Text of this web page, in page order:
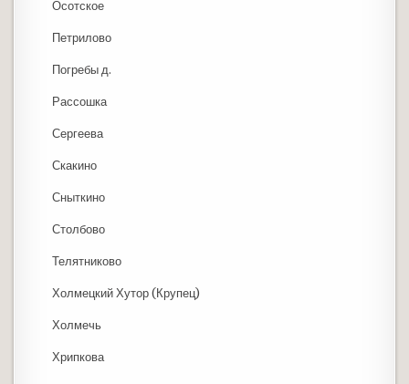
Осотское
Петрилово
Погребы д.
Рассошка
Сергеева
Скакино
Сныткино
Столбово
Телятниково
Холмецкий Хутор (Крупец)
Холмечь
Хрипкова